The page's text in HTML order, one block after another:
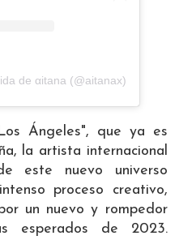
de αitana (@aitanax)
Ángeles", que ya es
la artista internacional
este nuevo universo
proceso creativo,
un nuevo y rompedor
esperados de 2023.